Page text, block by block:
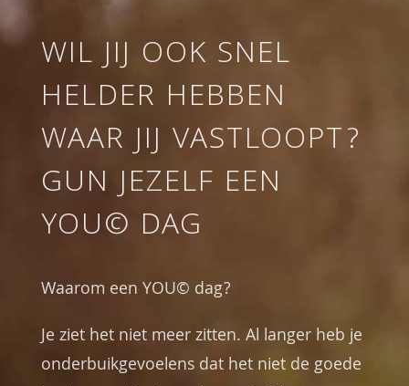
WIL JIJ OOK SNEL
HELDER HEBBEN
WAAR JIJ VASTLOOPT?
GUN JEZELF EEN
YOU© DAG
Waarom een YOU© dag?
Je ziet het niet meer zitten. Al langer heb je
onderbuikgevoelens dat het niet de goede